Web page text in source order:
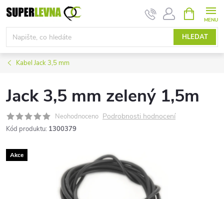
Přejít
na
obsah
HLEDAT
NÁKUPNÍ
KOŠÍK
Kabel Jack 3,5 mm
Jack 3,5 mm zelený 1,5m
Neohodnoceno Podrobnosti hodnocení
Kód produktu: 1300379
Akce